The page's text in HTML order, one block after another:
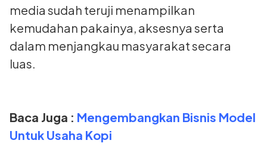
media sudah teruji menampilkan
kemudahan pakainya, aksesnya serta
dalam menjangkau masyarakat secara
luas.
Baca Juga : Mengembangkan Bisnis Model
Untuk Usaha Kopi